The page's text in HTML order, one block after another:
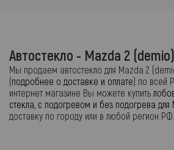
Автостекло - Mazda 2 (demio)
Мы продаем автостекло для Mazda 2
(подробнее о доставке и оплате) по всей
интернет магазине Вы можете купить
стекла, с подогревом и без подогрева для
доставку по городу или в любой регион РФ.